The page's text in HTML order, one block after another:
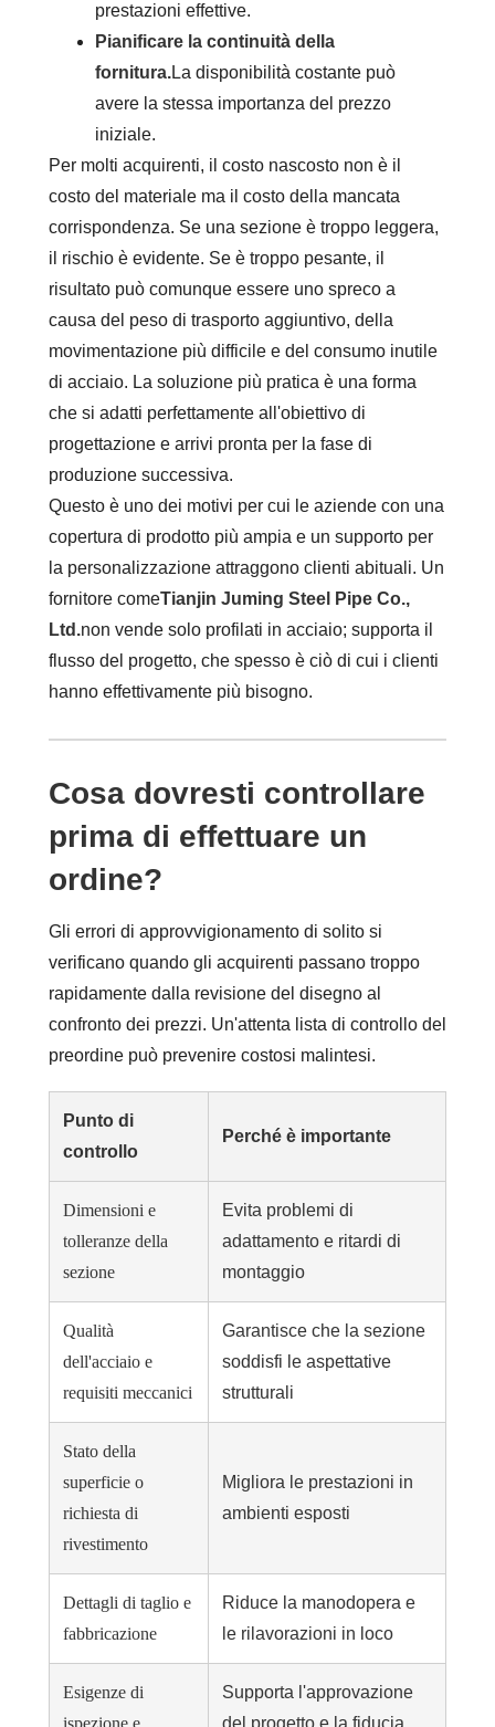
prestazioni effettive.
Pianificare la continuità della
fornitura.La disponibilità costante può
avere la stessa importanza del prezzo
iniziale.
Per molti acquirenti, il costo nascosto non è il
costo del materiale ma il costo della mancata
corrispondenza. Se una sezione è troppo leggera,
il rischio è evidente. Se è troppo pesante, il
risultato può comunque essere uno spreco a
causa del peso di trasporto aggiuntivo, della
movimentazione più difficile e del consumo inutile
di acciaio. La soluzione più pratica è una forma
che si adatti perfettamente all'obiettivo di
progettazione e arrivi pronta per la fase di
produzione successiva.
Questo è uno dei motivi per cui le aziende con una
copertura di prodotto più ampia e un supporto per
la personalizzazione attraggono clienti abituali. Un
fornitore comeTianjin Juming Steel Pipe Co.,
Ltd.non vende solo profilati in acciaio; supporta il
flusso del progetto, che spesso è ciò di cui i clienti
hanno effettivamente più bisogno.
Cosa dovresti controllare
prima di effettuare un
ordine?
Gli errori di approvvigionamento di solito si
verificano quando gli acquirenti passano troppo
rapidamente dalla revisione del disegno al
confronto dei prezzi. Un'attenta lista di controllo del
preordine può prevenire costosi malintesi.
Punto di
controllo
Perché è importante
Dimensioni e
tolleranze della
sezione
Evita problemi di
adattamento e ritardi di
montaggio
Qualità
dell'acciaio e
requisiti meccanici
Garantisce che la sezione
soddisfi le aspettative
strutturali
Stato della
superficie o
richiesta di
rivestimento
Migliora le prestazioni in
ambienti esposti
Dettagli di taglio e
fabbricazione
Riduce la manodopera e
le rilavorazioni in loco
Esigenze di
ispezione e
Supporta l'approvazione
del progetto e la fiducia